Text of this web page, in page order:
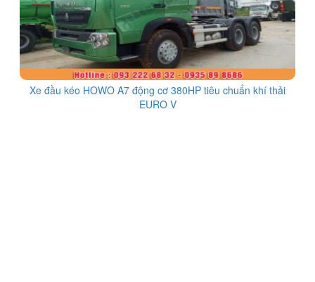
Xe đầu kéo HOWO A7 động cơ 380HP tiêu chuẩn khí thải
EURO V